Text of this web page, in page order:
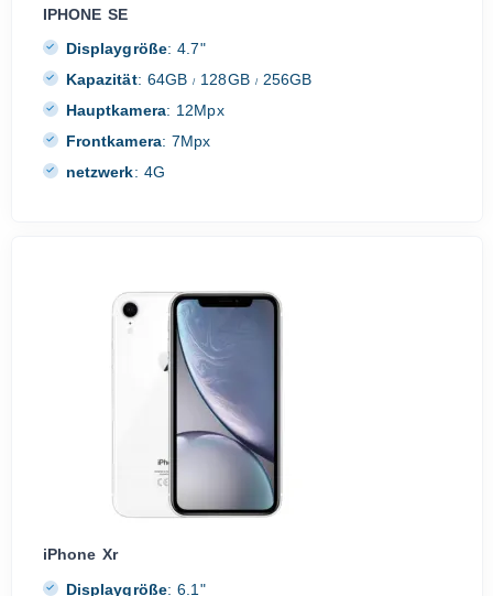
IPHONE SE
Displaygröße: 4.7"
Kapazität: 64GB/ 128GB /256GB
Hauptkamera: 12Mpx
Frontkamera: 7Mpx
netzwerk: 4G
iPhone Xr
Displaygröße: 6.1"